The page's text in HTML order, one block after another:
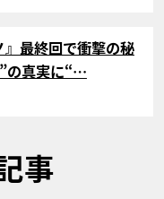
』最終回で衝撃の秘
の真実に“…
事